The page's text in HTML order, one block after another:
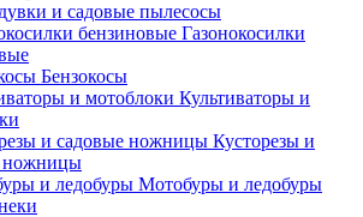
и садовые пылесосы
Газонокосилки
Бензокосы
Культиваторы и
Кусторезы и
ножницы
Мотобуры и ледобуры